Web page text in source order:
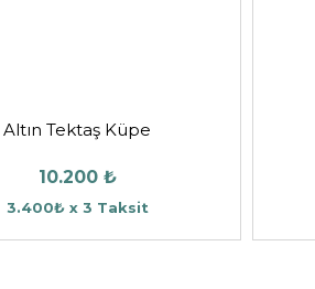
Altın Tektaş Küpe
10.200 ₺
3.400₺ x 3 Taksit